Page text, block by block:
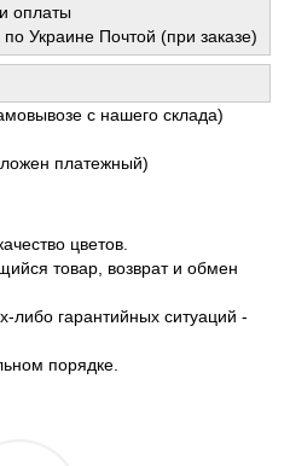
оплаты
по Украине Почтой (при заказе)
с нашего склада)
платежный)
цветов.
товар, возврат и обмен
либо гарантийных ситуаций -
порядке.